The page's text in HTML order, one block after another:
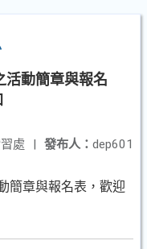
活動簡章與報名
發布人： dep601
處 |
簡章與報名表，歡迎